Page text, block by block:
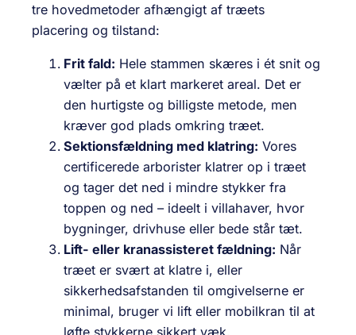
tre hovedmetoder afhængigt af træets
placering og tilstand:
Frit fald: Hele stammen skæres i ét snit og
vælter på et klart markeret areal. Det er
den hurtigste og billigste metode, men
kræver god plads omkring træet.
Sektionsfældning med klatring: Vores
certificerede arborister klatrer op i træet
og tager det ned i mindre stykker fra
toppen og ned – ideelt i villahaver, hvor
bygninger, drivhuse eller bede står tæt.
Lift- eller kranassisteret fældning: Når
træet er svært at klatre i, eller
sikkerhedsafstanden til omgivelserne er
minimal, bruger vi lift eller mobilkran til at